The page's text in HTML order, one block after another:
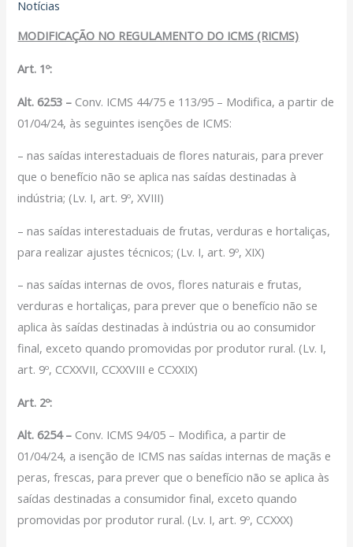
Dissídios e Convenções de Trabalho
Vagas/Oportunidades
Links
Notícias
Agenda
Contato
Notícias
MODIFICAÇÃO NO REGULAMENTO DO ICMS (RICMS)
Art. 1º:
Alt. 6253 – Conv. ICMS 44/75 e 113/95 – Modifica, a partir de
01/04/24, às seguintes isenções de ICMS:
– nas saídas interestaduais de flores naturais, para prever
que o benefício não se aplica nas saídas destinadas à
indústria; (Lv. I, art. 9º, XVIII)
– nas saídas interestaduais de frutas, verduras e hortaliças,
para realizar ajustes técnicos; (Lv. I, art. 9º, XIX)
– nas saídas internas de ovos, flores naturais e frutas,
verduras e hortaliças, para prever que o benefício não se
aplica às saídas destinadas à indústria ou ao consumidor
final, exceto quando promovidas por produtor rural. (Lv. I,
art. 9º, CCXXVII, CCXXVIII e CCXXIX)
Art. 2º:
Alt. 6254 – Conv. ICMS 94/05 – Modifica, a partir de
01/04/24, a isenção de ICMS nas saídas internas de maçãs e
peras, frescas, para prever que o benefício não se aplica às
saídas destinadas a consumidor final, exceto quando
promovidas por produtor rural. (Lv. I, art. 9º, CCXXX)